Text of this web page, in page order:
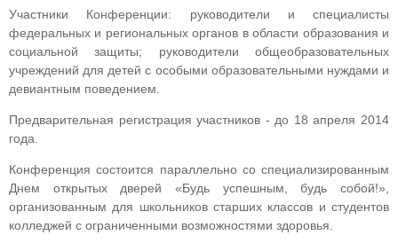
Участники Конференции: руководители и специалисты
федеральных и региональных органов в области образования и
социальной защиты; руководители общеобразовательных
учреждений для детей с особыми образовательными нуждами и
девиантным поведением.
Предварительная регистрация участников - до 18 апреля 2014
года.
Конференция состоится параллельно со специализированным
Днем открытых дверей «Будь успешным, будь собой!»,
организованным для школьников старших классов и студентов
колледжей с ограниченными возможностями здоровья.